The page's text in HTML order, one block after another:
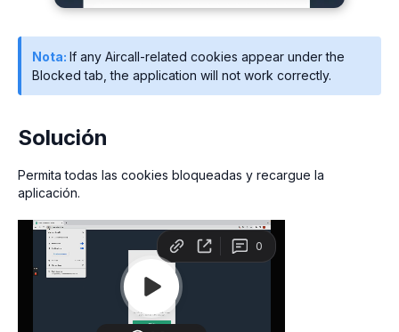
Nota: If any Aircall-related cookies appear under the
Blocked tab, the application will not work correctly.
Solución
Permita todas las cookies bloqueadas y recargue la
aplicación.